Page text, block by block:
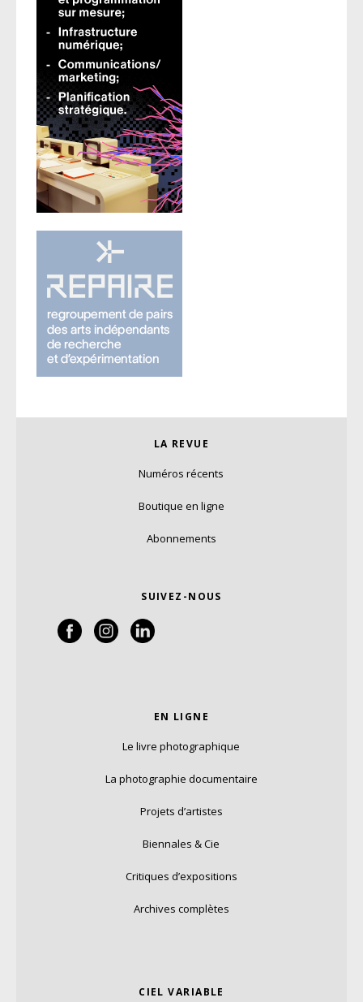
LA REVUE
Numéros récents
Boutique en ligne
Abonnements
SUIVEZ-NOUS
EN LIGNE
Le livre photographique
La photographie documentaire
Projets d’artistes
Biennales & Cie
Critiques d’expositions
Archives complètes
CIEL VARIABLE